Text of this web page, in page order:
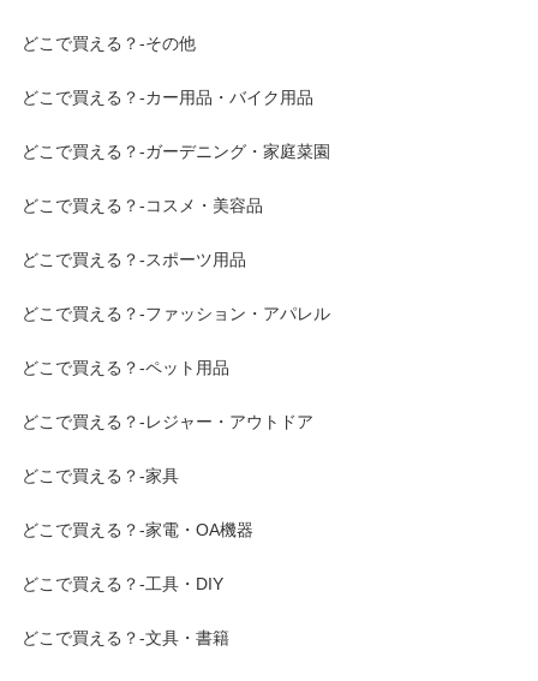
どこで買える？-その他
どこで買える？-カー用品・バイク用品
どこで買える？-ガーデニング・家庭菜園
どこで買える？-コスメ・美容品
どこで買える？-スポーツ用品
どこで買える？-ファッション・アパレル
どこで買える？-ペット用品
どこで買える？-レジャー・アウトドア
どこで買える？-家具
どこで買える？-家電・OA機器
どこで買える？-工具・DIY
どこで買える？-文具・書籍